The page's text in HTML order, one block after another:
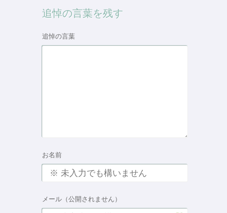
追悼の言葉を残す
追悼の言葉
お名前
メール（公開されません）